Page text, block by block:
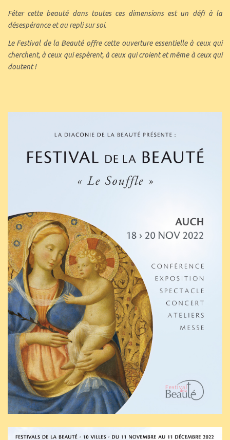
Fêter cette beauté dans toutes ces dimensions est un défi à la
désespérance et au repli sur soi.
Le Festival de la Beauté offre cette ouverture essentielle à ceux qui
cherchent, à ceux qui espèrent, à ceux qui croient et même à ceux qui
doutent !